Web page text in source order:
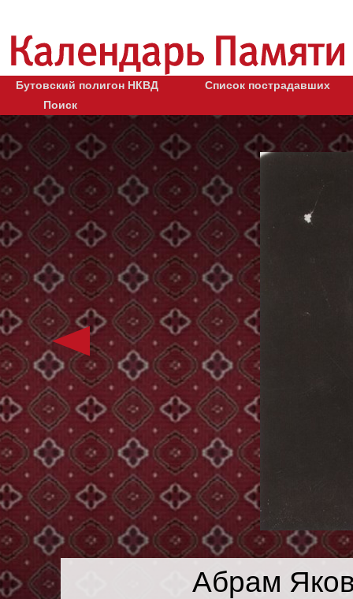
Бутовский полигон НКВД
Список пострадавших
Поиск
Абрам